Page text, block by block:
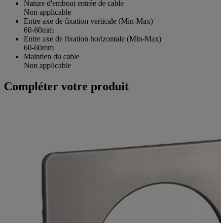
Nature d'embout entrée de cable
Non applicable
Entre axe de fixation verticale (Min-Max)
60-60mm
Entre axe de fixation horizontale (Min-Max)
60-60mm
Maintien du cable
Non applicable
Compléter votre produit